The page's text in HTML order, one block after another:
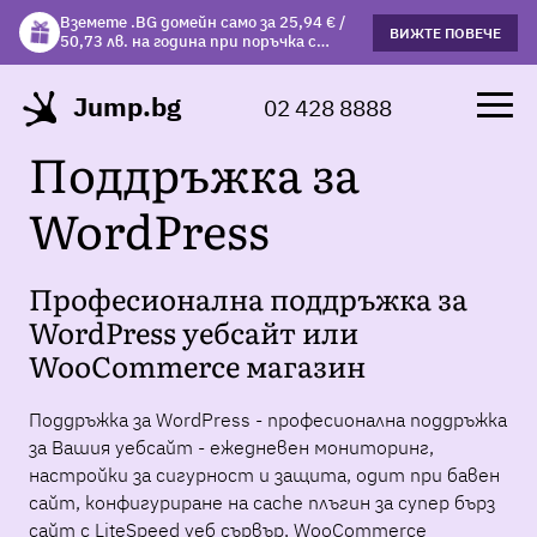
Вземете .BG домейн само за 25,94 € /
50,73 лв. на година при поръчка с
хостинг.
ВИЖТЕ ПОВЕЧЕ
Вземете подарък чаша с избрани
хостинг планове!
ВИЖΤΕ ПОВЕЧЕ
Jump.bg 02 428 8888
Поддръжка за
WordPress
Професионална поддръжка за
WordPress уебсайт или
WooCommerce магазин
Поддръжка за WordPress - професионална поддръжка
за Вашия уебсайт - ежедневен мониторинг,
настройки за сигурност и защита, одит при бавен
сайт, конфигуриране на cache плъгин за супер бърз
сайт с LiteSpeed уеб сървър, WooCommerce